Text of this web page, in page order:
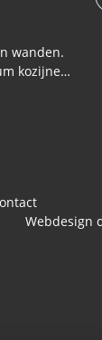
wanden.
Reparatieproducten voor aluminium kozijnen, profielen
Webdesign